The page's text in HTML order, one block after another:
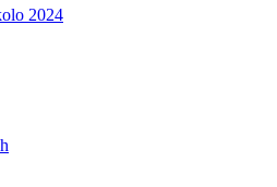
2024